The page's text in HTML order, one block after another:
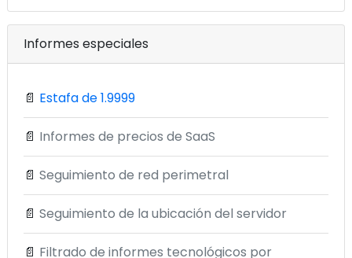
Informes especiales
📄 Estafa de 1.9999
📄 Informes de precios de SaaS
📄 Seguimiento de red perimetral
📄 Seguimiento de la ubicación del servidor
📄 Filtrado de informes tecnológicos por